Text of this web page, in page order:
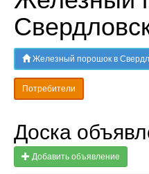
Железный порошок в
Потребители
Доска
Добавить объявление